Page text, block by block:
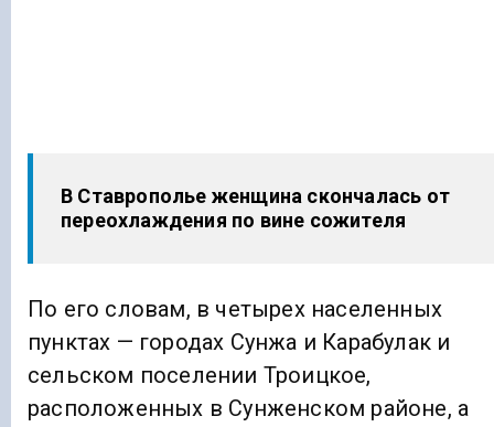
В Ставрополье женщина скончалась от
переохлаждения по вине сожителя
По его словам, в четырех населенных
пунктах — городах Сунжа и Карабулак и
сельском поселении Троицкое,
расположенных в Сунженском районе, а